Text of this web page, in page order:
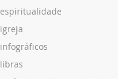
espiritualidade
igreja
infográficos
libras